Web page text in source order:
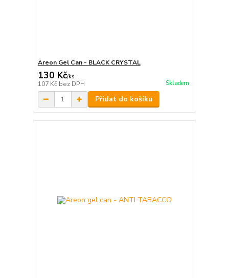
Areon Gel Can - BLACK CRYSTAL
130 Kč/ks
107 Kč bez DPH Skladem
Přidat do košíku